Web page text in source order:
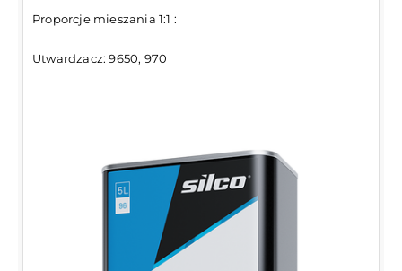
Proporcje mieszania 1:1 :
Utwardzacz: 9650, 970